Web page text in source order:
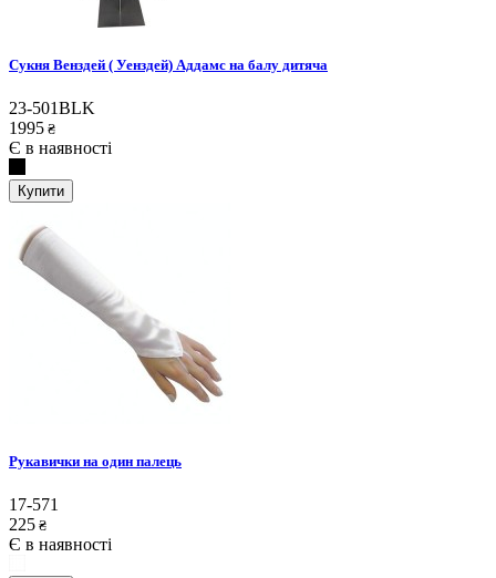
Сукня Венздей ( Уенздей) Аддамс на балу дитяча
23-501BLK
1995 ₴
Є в наявності
Купити
Рукавички на один палець
17-571
225 ₴
Є в наявності